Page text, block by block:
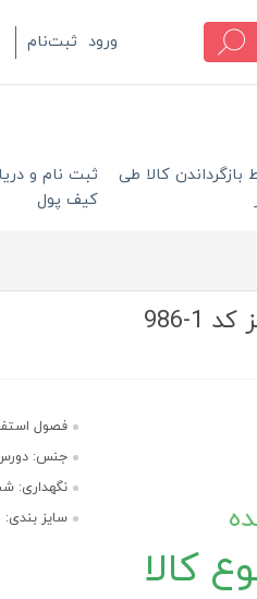
ورود ثبت‌نام
بازگرداندن کالا طی
ثبت نام و
کیف پول
986
کالا
فصول
جنس:
نگهداری:
سایز